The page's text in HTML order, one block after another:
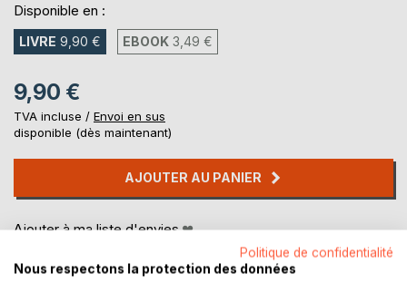
Disponible en :
LIVRE 9,90 € EBOOK 3,49 €
9,90 €
TVA incluse / Envoi en sus
disponible (dès maintenant)
AJOUTER AU PANIER
Ajouter à ma liste d'envies
Politique de confidentialité
Nous respectons la protection des données